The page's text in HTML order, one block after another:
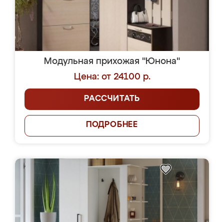
Модульная прихожая "Юнона"
Цена: от 24100 р.
РАССЧИТАТЬ
ПОДРОБНЕЕ